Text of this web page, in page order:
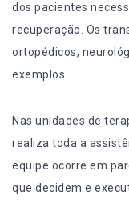
dos pacientes
recuperação. Os
ortopédicos,
exemplos.
Nas unidades de
realiza toda a
equipe ocorre em
que decidem e